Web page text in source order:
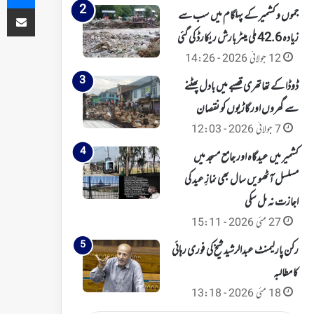
جموں و کشمیر کے پہلگام میں سب سے
زیادہ 42.6 ملی میٹر بارش ریکارڈ کی گئی
12 جولائی 2026 - 14:26
ڈوڈا کے تھاتھری قصبے میں بادل پھٹنے
سے گھروں اور گاڑیوں کو نقصان
7 جولائی 2026 - 12:03
کشمیر میں عیدگاہ اور جامع مسجد میں
مسلسل آٹھویں سال بھی نمازِ عید کی
اجازت نہ مل سکی
27 مئی 2026 - 15:11
رکن پارلیمنٹ عبدالرشید شیخ کی فوری رہائی
کا مطالبہ
18 مئی 2026 - 13:18
ای میل کے ذریعہ شیئر کریں